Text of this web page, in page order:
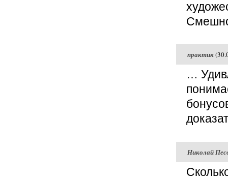
практик
…
Николай